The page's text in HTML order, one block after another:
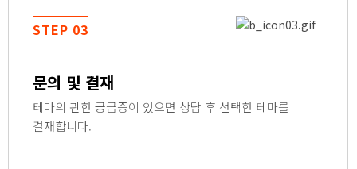
STEP 03
문의 및 결재
테마의 관한 궁금증이 있으면 상담 후 선택한 테마를
결재합니다.